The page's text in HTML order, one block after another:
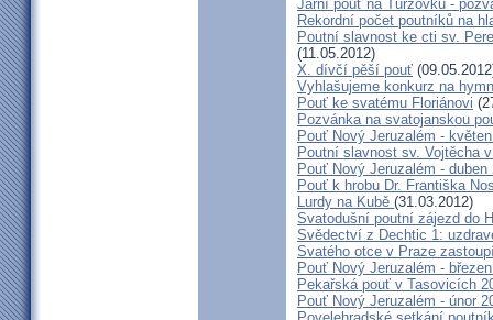
Jarní pouť na Turzovku -
Rekordní počet poutníků na
Poutní slavnost ke cti sv.
(11.05.2012)
X. dívčí pěší pouť
Vyhlašujeme konkurz na
Pouť ke svatému Floriánovi
Pozvánka na svatojanskou
Pouť Nový Jeruzalém -
Poutní slavnost sv. Vojtěcha
Pouť Nový Jeruzalém - duben
Pouť k hrobu Dr. Františka
Lurdy na Kubě (31.03.2012)
Svatodušní poutní zájezd do
Svědectví z Dechtic 1:
Svatého otce v Praze
Pouť Nový Jeruzalém -
Pekařská pouť v Tasovicích
Pouť Nový Jeruzalém - únor